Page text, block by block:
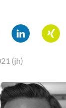
(jh)